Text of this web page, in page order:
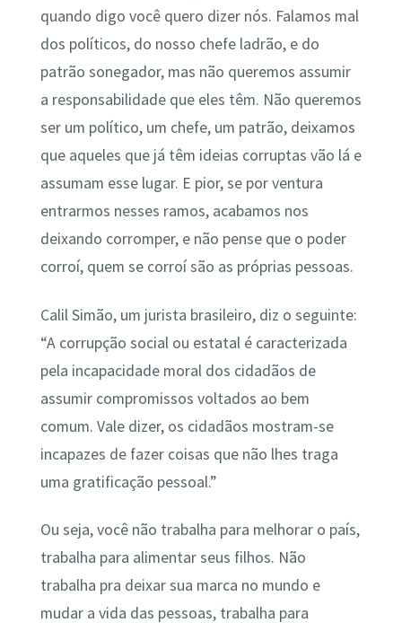
quando digo você quero dizer nós. Falamos mal
dos políticos, do nosso chefe ladrão, e do
patrão sonegador, mas não queremos assumir
a responsabilidade que eles têm. Não queremos
ser um político, um chefe, um patrão, deixamos
que aqueles que já têm ideias corruptas vão lá e
assumam esse lugar. E pior, se por ventura
entrarmos nesses ramos, acabamos nos
deixando corromper, e não pense que o poder
corroí, quem se corroí são as próprias pessoas.
Calil Simão, um jurista brasileiro, diz o seguinte:
“A corrupção social ou estatal é caracterizada
pela incapacidade moral dos cidadãos de
assumir compromissos voltados ao bem
comum. Vale dizer, os cidadãos mostram-se
incapazes de fazer coisas que não lhes traga
uma gratificação pessoal.”
Ou seja, você não trabalha para melhorar o país,
trabalha para alimentar seus filhos. Não
trabalha pra deixar sua marca no mundo e
mudar a vida das pessoas, trabalha para